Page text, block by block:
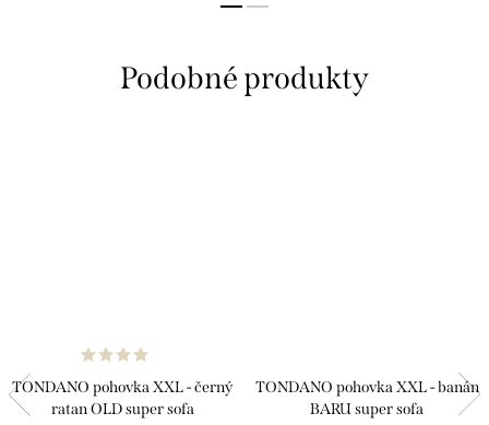
TONDANO pohovka XXL - černý
ratan OLD super sofa
TONDANO pohovka XXL - banán
BARU super sofa